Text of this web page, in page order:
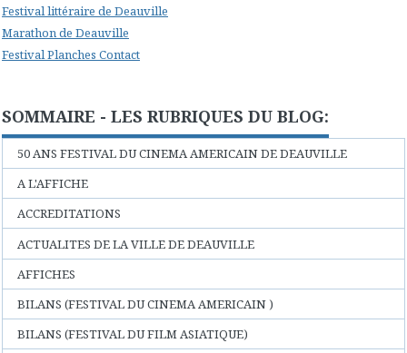
Festival littéraire de Deauville
Marathon de Deauville
Festival Planches Contact
SOMMAIRE - LES RUBRIQUES DU BLOG:
50 ANS FESTIVAL DU CINEMA AMERICAIN DE DEAUVILLE
A L'AFFICHE
ACCREDITATIONS
ACTUALITES DE LA VILLE DE DEAUVILLE
AFFICHES
BILANS (FESTIVAL DU CINEMA AMERICAIN )
BILANS (FESTIVAL DU FILM ASIATIQUE)